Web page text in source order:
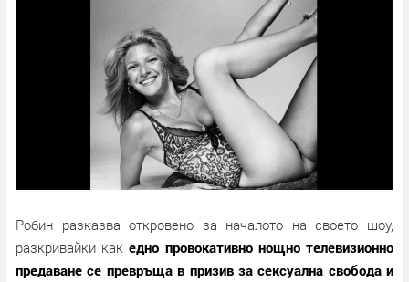
Робин разказва откровено за началото на своето шоу,
разкривайки как едно провокативно нощно телевизионно
предаване се превръща в призив за сексуална свобода и